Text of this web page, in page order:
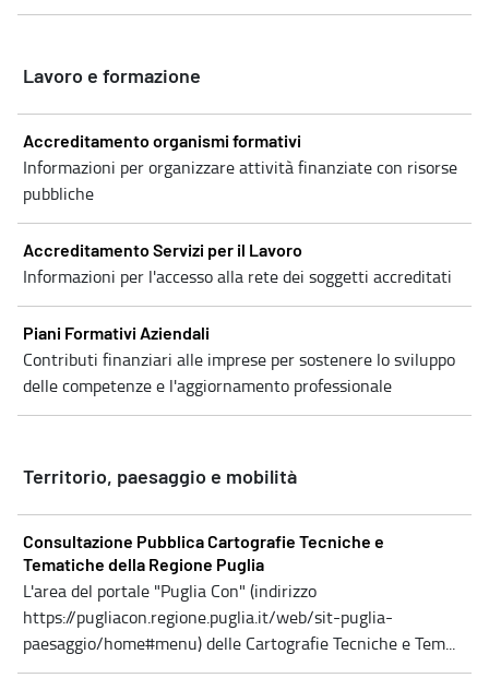
Lavoro e formazione
Accreditamento organismi formativi
Informazioni per organizzare attività finanziate con risorse
pubbliche
Accreditamento Servizi per il Lavoro
Informazioni per l'accesso alla rete dei soggetti accreditati
Piani Formativi Aziendali
Contributi finanziari alle imprese per sostenere lo sviluppo
delle competenze e l'aggiornamento professionale
Territorio, paesaggio e mobilità
Consultazione Pubblica Cartografie Tecniche e
Tematiche della Regione Puglia
L'area del portale "Puglia Con" (indirizzo
https://pugliacon.regione.puglia.it/web/sit-puglia-
paesaggio/home#menu) delle Cartografie Tecniche e Tem...